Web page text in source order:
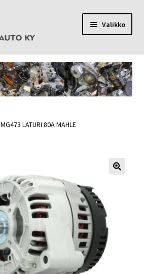
Valikko
MG473 LATURI 80А MAHLE